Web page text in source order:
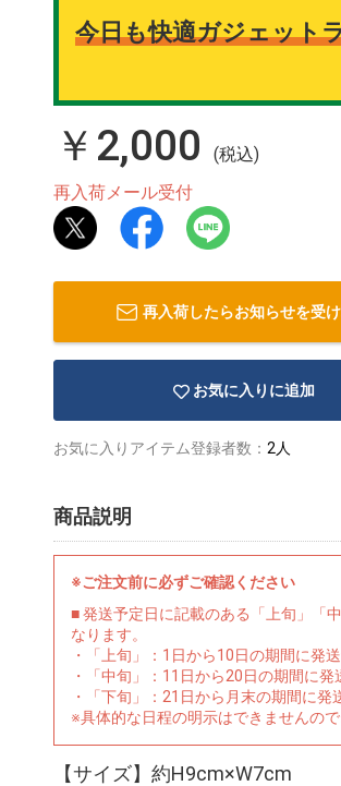
今日も快適ガジェット
￥2,000
(税込)
再入荷メール受付
再入荷したらお知らせを受
お気に入りに追加
お気に入りアイテム登録者数： 2人
商品説明
※ご注文前に必ずご確認ください
■ 発送予定日に記載のある「上旬」「
なります。
・「上旬」：1日から10日の期間に発
・「中旬」：11日から20日の期間に発
・「下旬」：21日から月末の期間に発
※具体的な日程の明示はできませんので
【サイズ】約H9cm×W7cm